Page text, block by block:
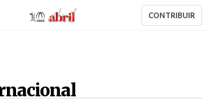
AbrilAbril CONTRIBUIR